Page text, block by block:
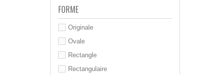
FORME
Originale
Ovale
Rectangle
Rectangulaire